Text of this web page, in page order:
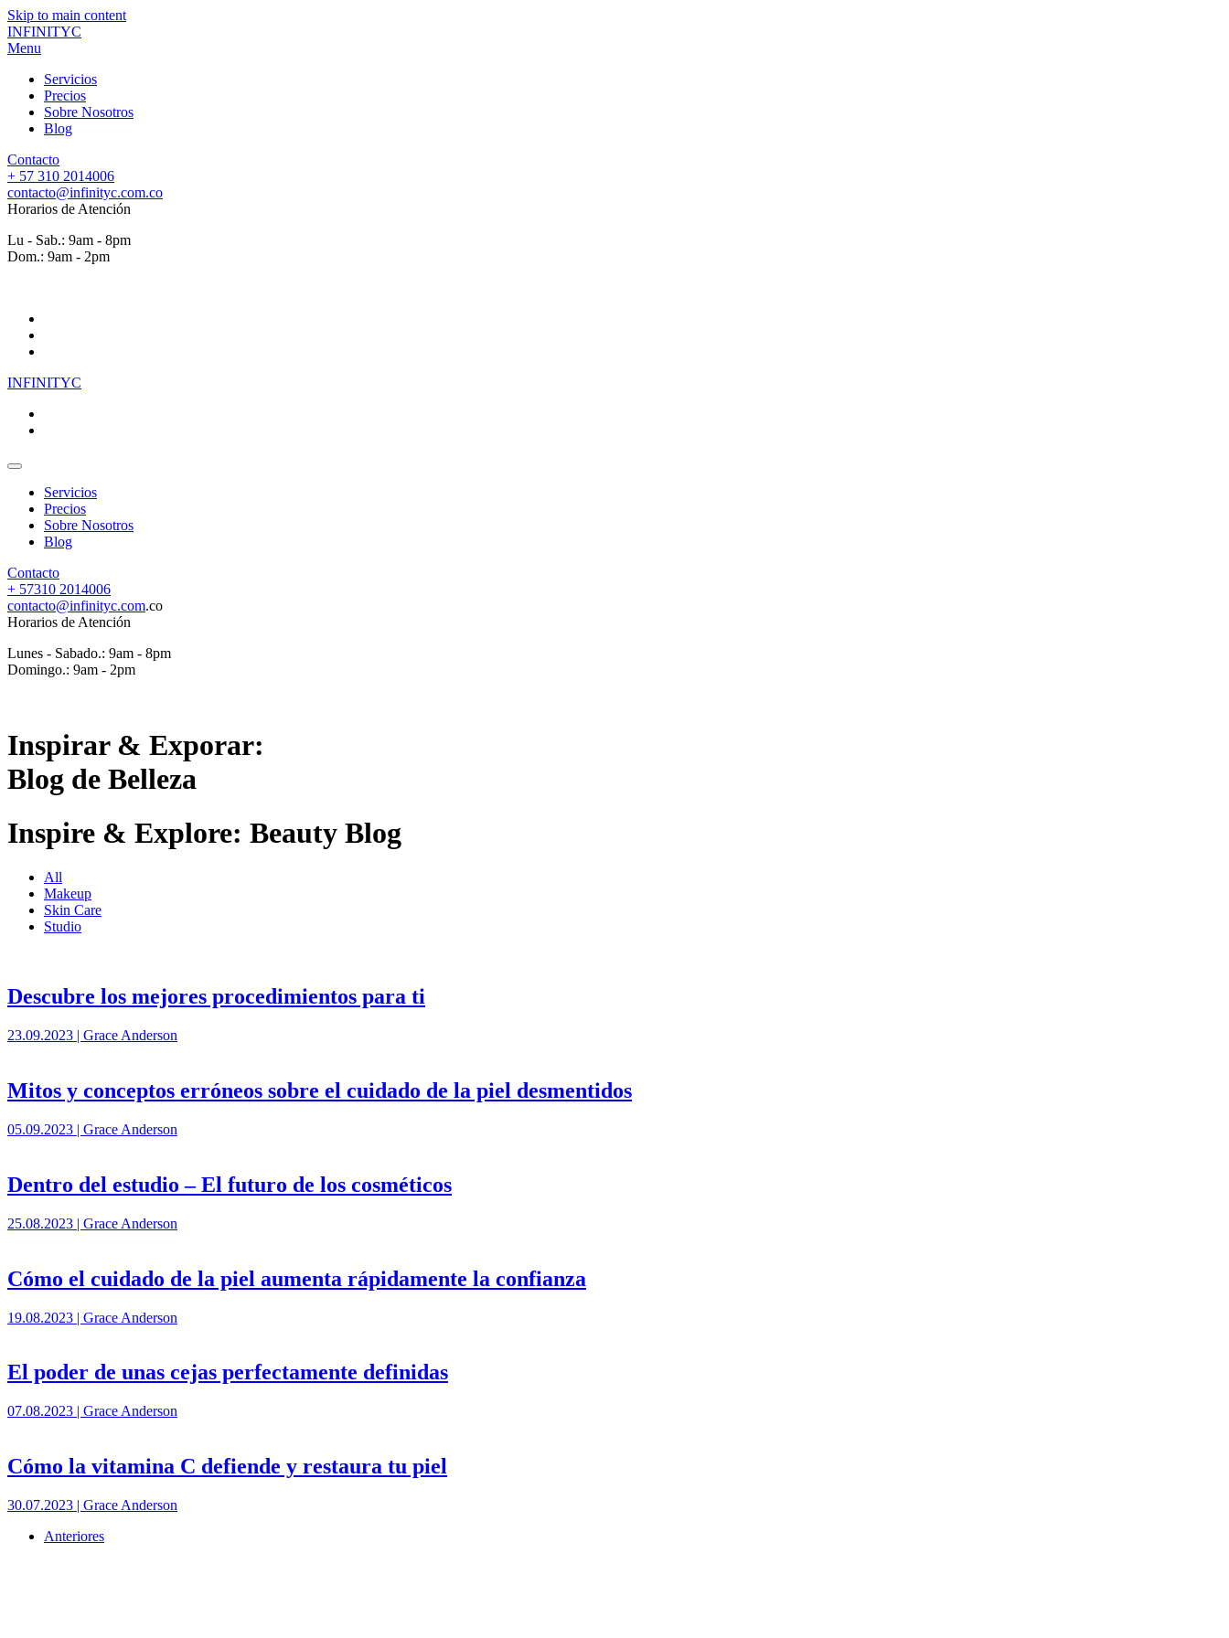
Skip to main content
INFINITYC
Menu
Servicios
Precios
Sobre Nosotros
Blog
Contacto
+ 57 310 2014006
contacto@infinityc.com.co
Horarios de Atención
Lu - Sab.: 9am - 8pm
Dom.: 9am - 2pm
INFINITYC
Servicios
Precios
Sobre Nosotros
Blog
Contacto
+ 57310 2014006
contacto@infinityc.com.co
Horarios de Atención
Lunes - Sabado.: 9am - 8pm
Domingo.: 9am - 2pm
Inspirar & Exporar:
Blog de Belleza
Inspire & Explore: Beauty Blog
All
Makeup
Skin Care
Studio
Descubre los mejores procedimientos para ti
23.09.2023 | Grace Anderson
Mitos y conceptos erróneos sobre el cuidado de la piel desmentidos
05.09.2023 | Grace Anderson
Dentro del estudio – El futuro de los cosméticos
25.08.2023 | Grace Anderson
Cómo el cuidado de la piel aumenta rápidamente la confianza
19.08.2023 | Grace Anderson
El poder de unas cejas perfectamente definidas
07.08.2023 | Grace Anderson
Cómo la vitamina C defiende y restaura tu piel
30.07.2023 | Grace Anderson
Anteriores